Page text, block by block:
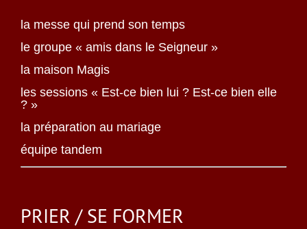
la messe qui prend son temps
le groupe « amis dans le Seigneur »
la maison Magis
les sessions « Est-ce bien lui ? Est-ce bien elle
? »
la préparation au mariage
équipe tandem
PRIER / SE FORMER